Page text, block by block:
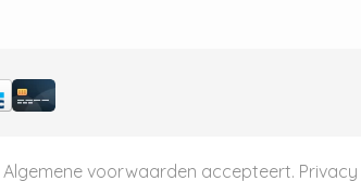
Algemene voorwaarden accepteert.